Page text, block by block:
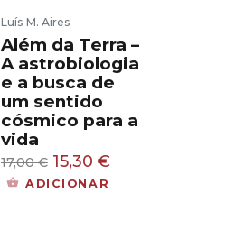
Luís M. Aires
Além da Terra –
A astrobiologia
e a busca de
um sentido
cósmico para a
vida
17,00€ O
preço
15,30 €O
ADICIONAR